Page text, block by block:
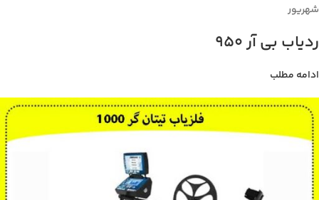
شهریور
ردیاب بی آر 950
ادامه مطلب